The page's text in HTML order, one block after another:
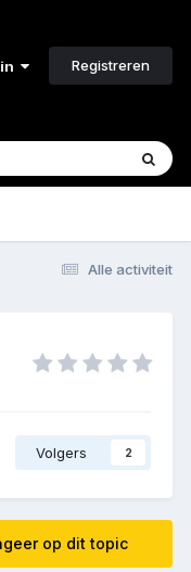
Registreren
Alle activiteit
Volgers 2
op dit topic